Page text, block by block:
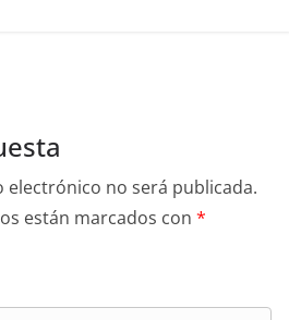
electrónico no será publicada.
están marcados con *